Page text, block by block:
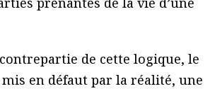
de cette logique, le
en défaut par la réalité, une